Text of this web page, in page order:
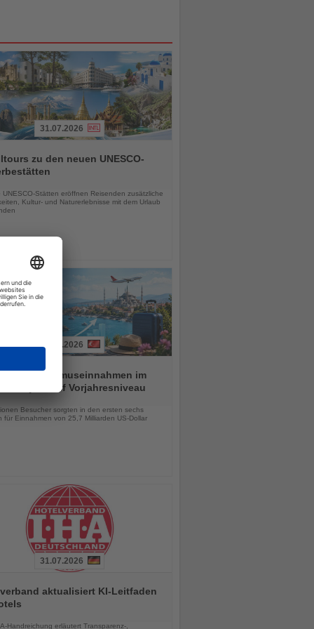
31.07.2026
zu den neuen UNESCO-
UNESCO-Stätten eröffnen Reisenden zusätzliche
Kultur- und Naturerlebnisse mit dem Urlaub
01.08.2026
hält Tourismuseinnahmen im
Halbjahr auf Vorjahresniveau
Besucher sorgten in den ersten sechs
für Einnahmen von 25,7 Milliarden US-Dollar
31.07.2026
aktualisiert KI-Leitfaden
Handreichung erläutert Transparenz-,